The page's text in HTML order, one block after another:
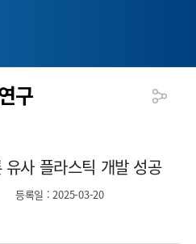
구
사 플라스틱 개발 성공​
등록일 : 2025-03-20